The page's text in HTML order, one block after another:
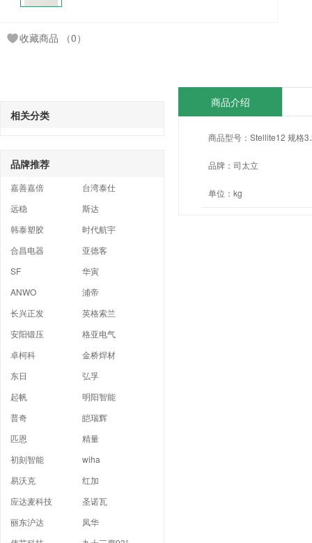
收藏商品 （0）
相关分类
品牌推荐
嘉善嘉倍
台湾泰仕
远稳
斯达
韩泰塑胶
时代航宇
合昌电器
亚德客
SF
华寅
ANWO
浦帝
长兴正发
英格索兰
安阳锻压
格亚电气
卓柯科
金桥焊材
东日
弘孚
起帆
明阳智能
普奇
皑瑞辉
匹恩
精量
初刻智能
wiha
易沃克
红加
应达麦科技
圣诺瓦
丽东沪达
凤华
商品介绍
商品型号： Stellite12 规格
品牌： 司太立
单位： kg